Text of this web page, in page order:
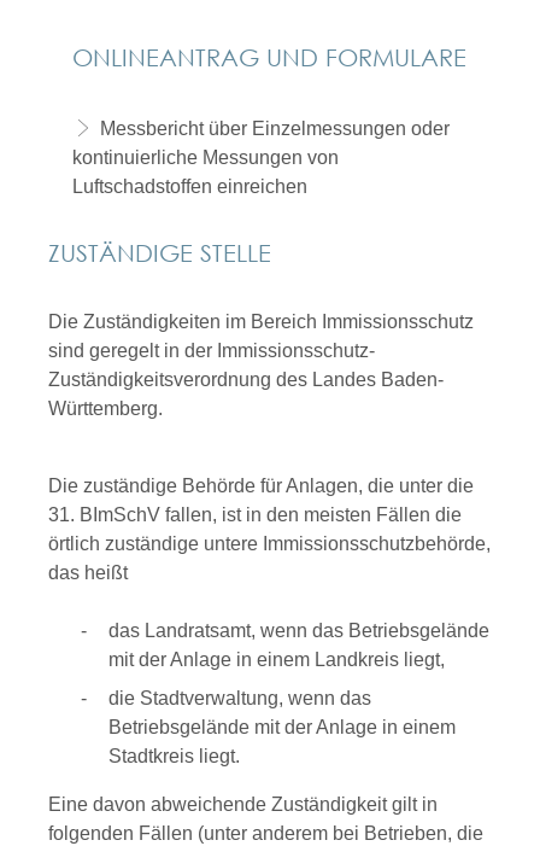
ONLINEANTRAG UND FORMULARE
Messbericht über Einzelmessungen oder
kontinuierliche Messungen von
Luftschadstoffen einreichen
ZUSTÄNDIGE STELLE
Die Zuständigkeiten im Bereich Immissionsschutz
sind geregelt in der Immissionsschutz-
Zuständigkeitsverordnung des Landes Baden-
Württemberg.
Die zuständige Behörde für Anlagen, die unter die
31. BImSchV fallen, ist in den meisten Fällen die
örtlich zuständige untere Immissionsschutzbehörde,
das heißt
das Landratsamt, wenn das Betriebsgelände
mit der Anlage in einem Landkreis liegt,
die Stadtverwaltung, wenn das
Betriebsgelände mit der Anlage in einem
Stadtkreis liegt.
Eine davon abweichende Zuständigkeit gilt in
folgenden Fällen (unter anderem bei Betrieben, die